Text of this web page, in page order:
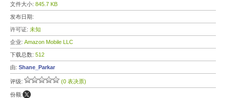
文件大小: 845.7 KB
发布日期:
许可证: 未知
企业: Amazon Mobile LLC
下载总数: 512
由: Shane_Parkar
评级: (0 表决票)
份额: